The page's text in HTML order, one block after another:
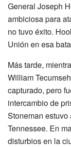
General Joseph
ambiciosa para
no tuvo éxito.
Unión en esa
Más tarde,
William
capturado, pero
intercambio de
Stoneman estuvo
Tennessee. En
disturbios en la